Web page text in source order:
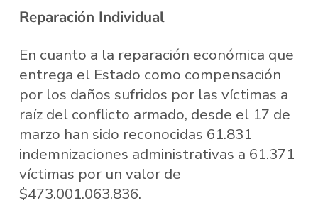
Reparación Individual
En cuanto a la reparación económica que
entrega el Estado como compensación
por los daños sufridos por las víctimas a
raíz del conflicto armado, desde el 17 de
marzo han sido reconocidas 61.831
indemnizaciones administrativas a 61.371
víctimas por un valor de
$473.001.063.836.